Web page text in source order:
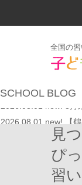
全国の
SCHOOL BLOG
【
new! 心
new! 【
情操教育
【オン
見
ぴ
習